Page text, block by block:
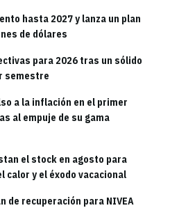
hasta 2027 y lanza un plan
de dólares
para 2026 tras un sólido
semestre
a la inflación en el primer
al empuje de su gama
el stock en agosto para
calor y el éxodo vacacional
de recuperación para NIVEA